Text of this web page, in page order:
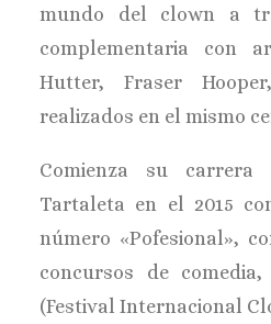
mundo del clown a
complementaria con
Hutter, Fraser
realizados en el mismo
Comienza su
Tartaleta en el 2015
número «Pofesional»,
concursos de
(Festival Internacional